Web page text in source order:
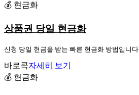
💰 현금화
상품권 당일 현금화
신청 당일 현금을 받는 빠른 현금화 방법입니다.
바로콕자세히 보기
💰 현금화